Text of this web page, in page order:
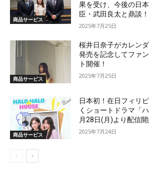
商品サービス
果を受け、今後の日
臣・武田良太と鼎談！
2025年7月25日
商品サービス
桜井日奈子がカレン
発売を記念してファ
ト開催！
2025年7月25日
商品サービス
日本初！在日フィリ
くショートドラマ「
月28日(月)より配信開
2025年7月24日